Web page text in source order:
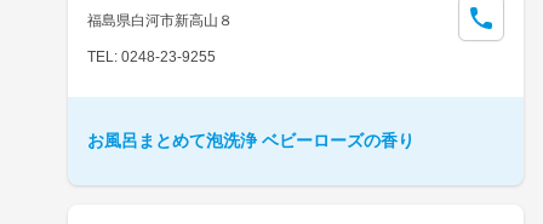
福島県白河市新高山８
TEL: 0248-23-9255
お風呂まとめて泡洗浄 ベビーローズの香り